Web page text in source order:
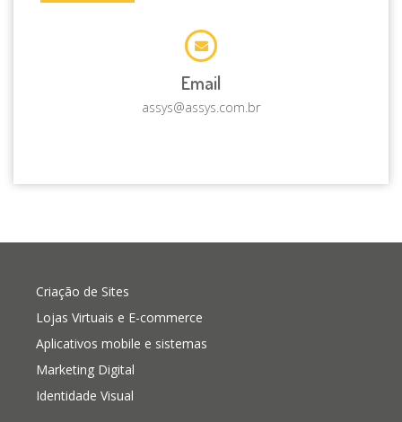
Email
assys@assys.com.br
Criação de Sites
Lojas Virtuais e E-commerce
Aplicativos mobile e sistemas
Marketing Digital
Identidade Visual